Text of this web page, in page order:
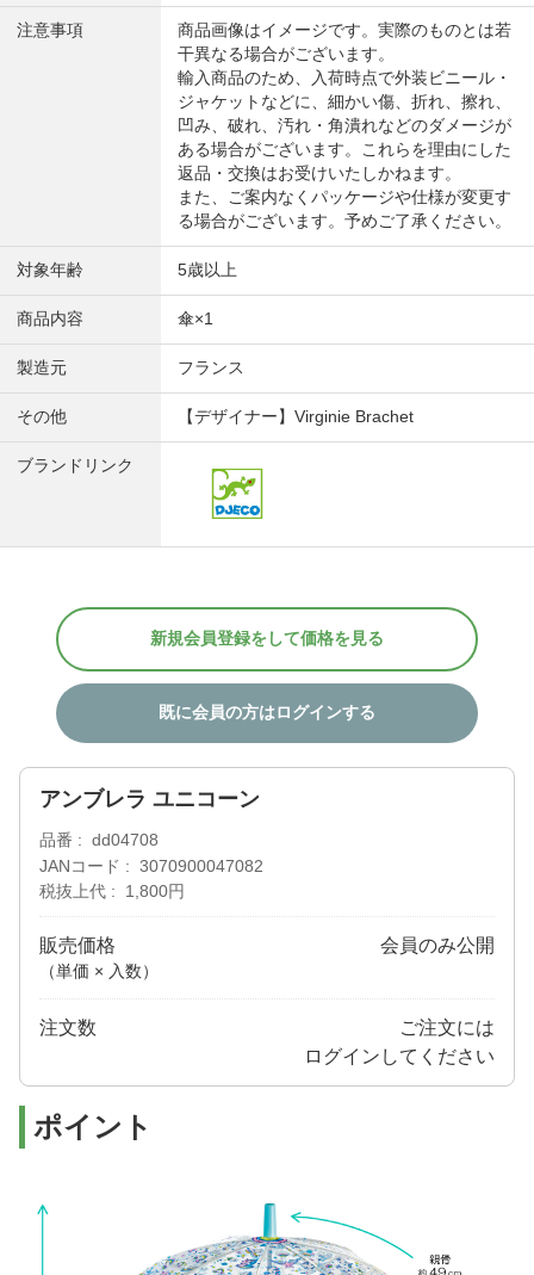
注意事項
商品画像はイメージです。実際のものとは若
干異なる場合がございます。
輸入商品のため、入荷時点で外装ビニール・
ジャケットなどに、細かい傷、折れ、擦れ、
凹み、破れ、汚れ・角潰れなどのダメージが
ある場合がございます。これらを理由にした
返品・交換はお受けいたしかねます。
また、ご案内なくパッケージや仕様が変更す
る場合がございます。予めご了承ください。
対象年齢 5歳以上
商品内容 傘×1
製造元 フランス
その他 【デザイナー】Virginie Brachet
ブランドリンク
新規会員登録をして価格を見る
既に会員の方はログインする
アンブレラ ユニコーン
品番
dd04708
JANコード
3070900047082
税抜上代
1,800円
販売価格
（単価 × 入数）
会員のみ公開
注文数
ご注文には
ログイン してください
ポイント